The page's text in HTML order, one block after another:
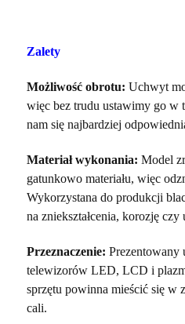
Zalety
Możliwość obrotu: Uchwyt
więc bez trudu ustawimy go w
nam się najbardziej
Materiał wykonania: Model
gatunkowo materiału, więc
Wykorzystana do produkcji
na zniekształcenia, korozję
Przeznaczenie: Prezentowany
telewizorów LED, LCD i
sprzętu powinna mieścić się w
cali.